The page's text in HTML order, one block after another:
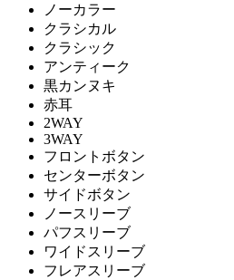
ノーカラー
クラシカル
クラシック
アンティーク
黒カンヌキ
赤耳
2WAY
3WAY
フロントボタン
センターボタン
サイドボタン
ノースリーブ
パフスリーブ
ワイドスリーブ
フレアスリーブ